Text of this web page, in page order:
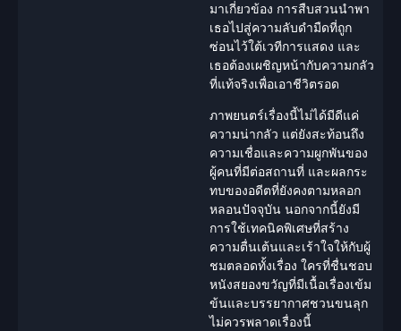
มาเกี่ยวข้อง การสืบสวนนำพา
เธอไปสู่ความลับดำมืดที่ถูก
ซ่อนไว้ใต้เวทีการแสดง และ
เธอต้องเผชิญหน้ากับความกลัว
ที่แท้จริงเพื่อเอาชีวิตรอด
ภาพยนตร์เรื่องนี้ไม่ได้มีดีแค่
ความน่ากลัว แต่ยังสะท้อนถึง
ความเชื่อและความผูกพันของ
ผู้คนที่มีต่อสถานที่ และผลกระ
ทบของอดีตที่ยังคงตามหลอก
หลอนปัจจุบัน นอกจากนี้ยังมี
การใช้เทคนิคพิเศษที่สร้าง
ความตื่นเต้นและเร้าใจให้กับผู้
ชมตลอดทั้งเรื่อง ใครที่ชื่นชอบ
หนังสยองขวัญที่มีเนื้อเรื่องเข้ม
ข้นและบรรยากาศชวนขนลุก
ไม่ควรพลาดเรื่องนี้